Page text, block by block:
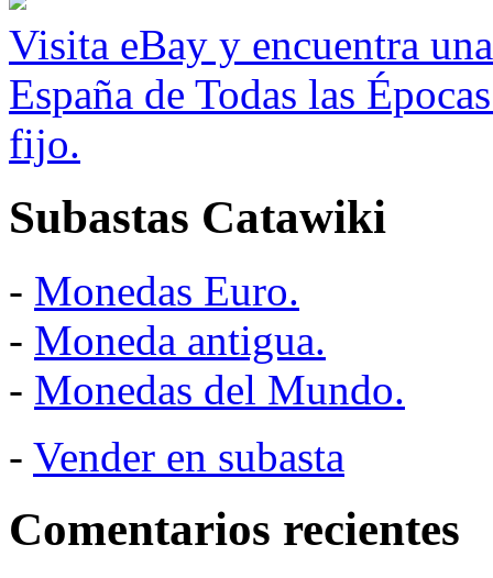
Visita eBay y encuentra
España de Todas las
fijo.
Subastas Catawiki
- Monedas Euro.
- Moneda antigua.
- Monedas del Mundo.
- Vender en subasta
Comentarios recientes